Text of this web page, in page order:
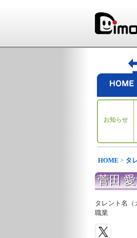
お知らせ
HOME > タ
菅田
タレント名（
職業